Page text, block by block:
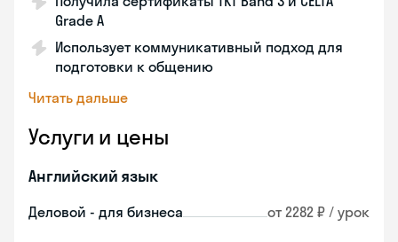
Grade A
Использует коммуникативный подход для
подготовки к общению
Читать дальше
Услуги и цены
Английский язык
Деловой - для бизнеса от 2282 ₽ / урок